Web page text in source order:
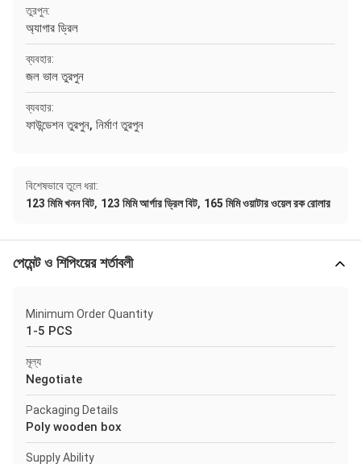
তুরপুন:
অ্যাগার ড্রিল
ব্যবহার:
জল ভাল তুরপুন
ব্যবহার:
ফাউন্ডেশন তুরপুন, নির্মাণ তুরপুন
বিশেষভাবে তুলে ধরা:
123 মিমি খনন বিট, 123 মিমি আর্গার ড্রিল বিট, 165 মিমি ওয়াটার ওয়েল রক রোলার
পেমেন্ট ও শিপিংয়ের শর্তাবলী
Minimum Order Quantity
1-5 PCS
মূল্য
Negotiate
Packaging Details
Poly wooden box
Supply Ability